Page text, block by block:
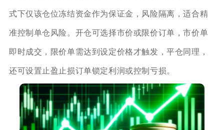
式下仅该仓位冻结资金作为保证金，风险隔离，适合精
准控制单仓风险。开仓可选择市价或限价订单，市价单
即时成交，限价单需达到设定价格才触发，平仓同理，
还可设置止盈止损订单锁定利润或控制亏损。